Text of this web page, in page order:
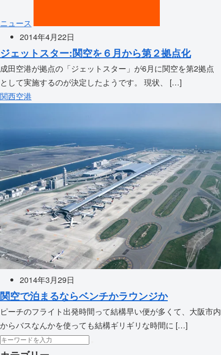
ニュース
2014年4月22日
ジェットスター:関空を６月から第２拠点化
成田空港が拠点の「ジェットスター」が6月に関空を第2拠点
として実施するのが決定したようです。 現状、 […]
関西空港
2014年3月29日
関空で泊まるならベンチかラウンジか
ピーチのフライト出発時間って結構早い便が多くて、大阪市内
からバスなんかを使っても結構ギリギリな時間に […]